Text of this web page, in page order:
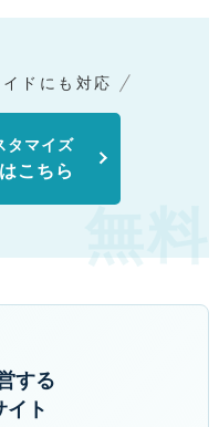
タマイズ
こちら
ドにも対応
する
イト